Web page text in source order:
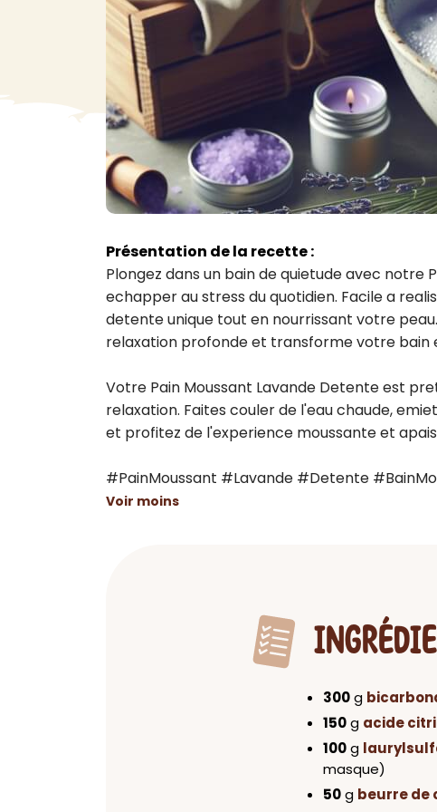
Liquide
Autre
> Voir
Présentation de la recette :
Plongez dans un bain de quietude avec notre
echapper au stress du quotidien. Facile a
detente unique tout en nourrissant votre
relaxation profonde et transforme votre bain
Votre Pain Moussant Lavande Detente est
relaxation. Faites couler de l'eau chaude,
et profitez de l'experience moussante et
#PainMoussant #Lavande #Detente
Voir moins
300g
150g acide
100g
masque)
50g beurre de